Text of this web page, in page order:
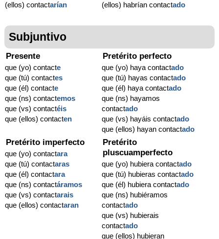
(ellos) contactarían
(ellos) habrían contactado
Subjuntivo
Presente
que (yo) contacte
que (tú) contactes
que (él) contacte
que (ns) contactemos
que (vs) contactéis
que (ellos) contacten
Pretérito perfecto
que (yo) haya contactado
que (tú) hayas contactado
que (él) haya contactado
que (ns) hayamos
contactado
que (vs) hayáis contactado
que (ellos) hayan contactado
Pretérito imperfecto
que (yo) contactara
que (tú) contactaras
que (él) contactara
que (ns) contactáramos
que (vs) contactarais
que (ellos) contactaran
Pretérito
pluscuamperfecto
que (yo) hubiera contactado
que (tú) hubieras contactado
que (él) hubiera contactado
que (ns) hubiéramos
contactado
que (vs) hubierais
contactado
que (ellos) hubieran